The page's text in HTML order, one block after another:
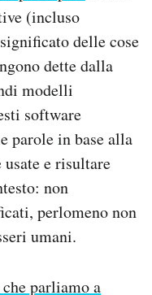
(incluso
delle cose
dette dalla
modelli
software
parole in base alla
usate e risultare
non
perlomeno non
umani.
parliamo a